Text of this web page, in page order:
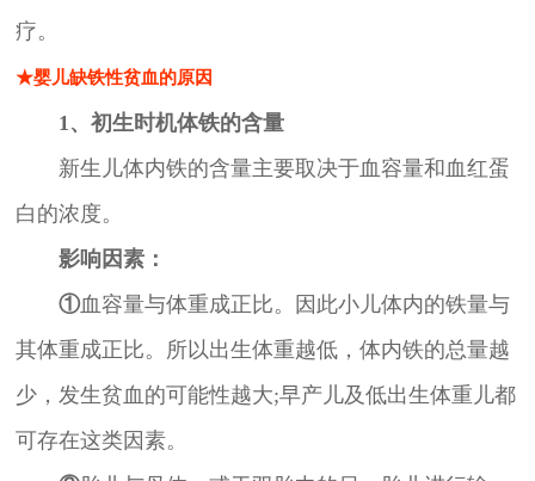
疗。
★婴儿缺铁性贫血的原因
1、初生时机体铁的含量
新生儿体内铁的含量主要取决于血容量和血红蛋
白的浓度。
影响因素：
①血容量与体重成正比。因此小儿体内的铁量与
其体重成正比。所以出生体重越低，体内铁的总量越
少，发生贫血的可能性越大;早产儿及低出生体重儿都
可存在这类因素。